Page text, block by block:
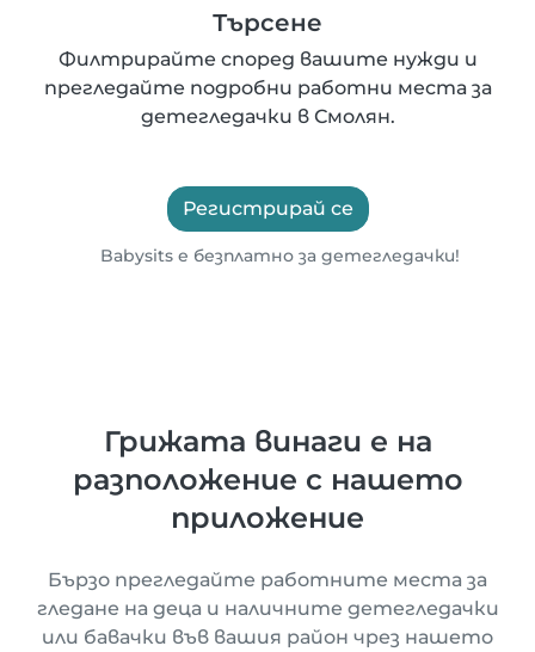
Търсене
Филтрирайте според вашите нужди и
прегледайте подробни работни места за
детегледачки в Смолян.
Регистрирай се
Babysits е безплатно за детегледачки!
Грижата винаги е на
разположение с нашето
приложение
Бързо прегледайте работните места за
гледане на деца и наличните детегледачки
или бавачки във вашия район чрез нашето